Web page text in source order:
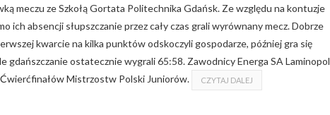
meczu ze Szkołą Gortata Politechnika Gdańsk. Ze względu na kontuzje
ich absencji słupszczanie przez cały czas grali wyrównany mecz. Dobrze
kwarcie na kilka punktów odskoczyli gospodarze, później gra się
gdańszczanie ostatecznie wygrali 65:58. Zawodnicy Energa SA Laminopol
Ćwierćfinałów Mistrzostw Polski Juniorów.
CZYTAJ DALEJ